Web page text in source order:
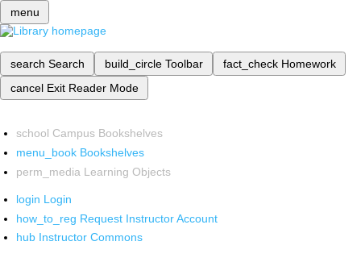
menu
search Search build_circle Toolbar fact_check Homework
cancel Exit Reader Mode
school Campus Bookshelves
menu_book Bookshelves
perm_media Learning Objects
login Login
how_to_reg Request Instructor Account
hub Instructor Commons